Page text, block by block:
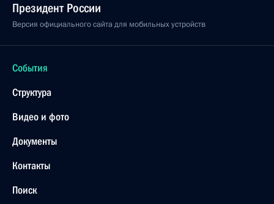
Президент России
Версия официального сайта для мобильных устройств
События
Структура
Видео и фото
Документы
Контакты
Поиск